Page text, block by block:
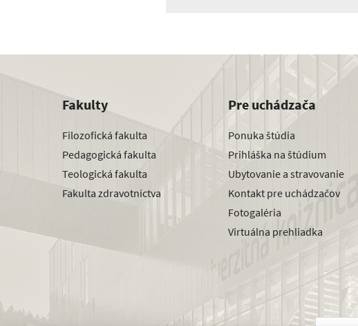
Fakulty
Filozofická fakulta
Pedagogická fakulta
Teologická fakulta
Fakulta zdravotníctva
Pre uchádzača
Ponuka štúdia
Prihláška na štúdium
Ubytovanie a stravovanie
Kontakt pre uchádzačov
Fotogaléria
Virtuálna prehliadka